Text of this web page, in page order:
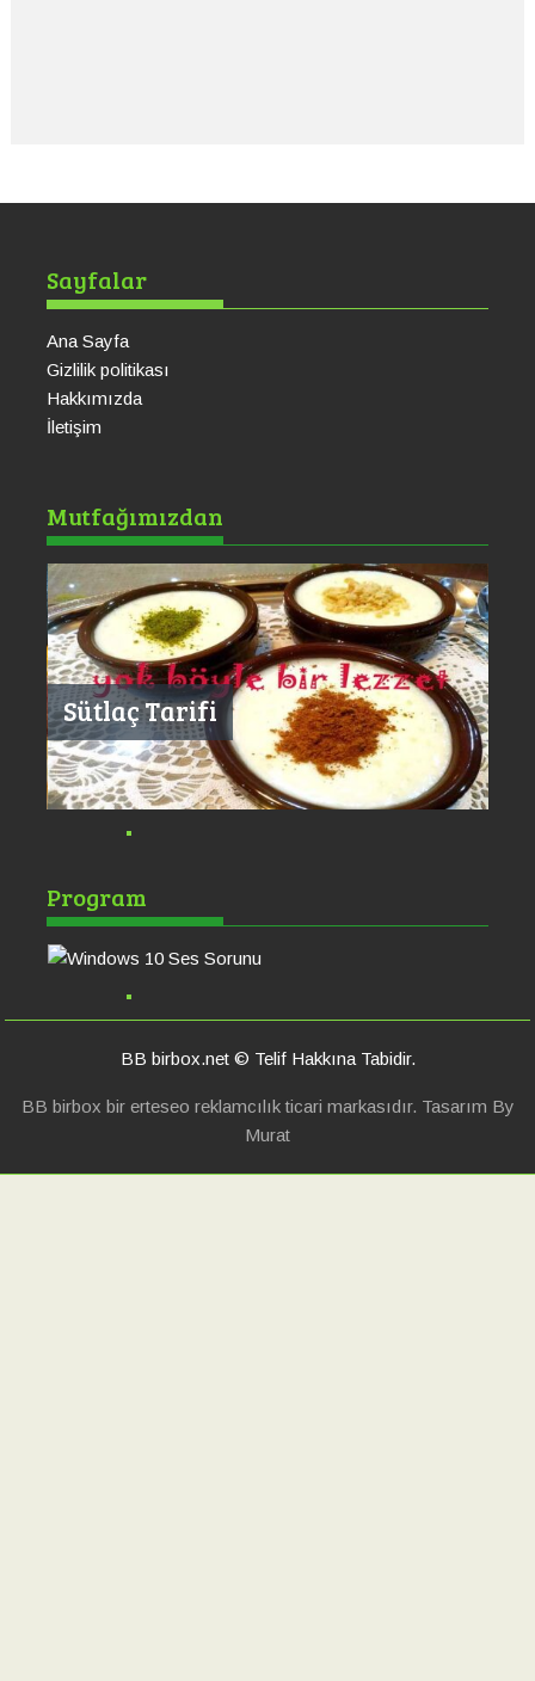
Sayfalar
Ana Sayfa
Gizlilik politikası
Hakkımızda
İletişim
Mutfağımızdan
Sütlaç Tarifi
Program
Sorunu
BB birbox.net © Telif Hakkına Tabidir.
BB birbox bir erteseo reklamcılık ticari markasıdır. Tasarım By
Murat